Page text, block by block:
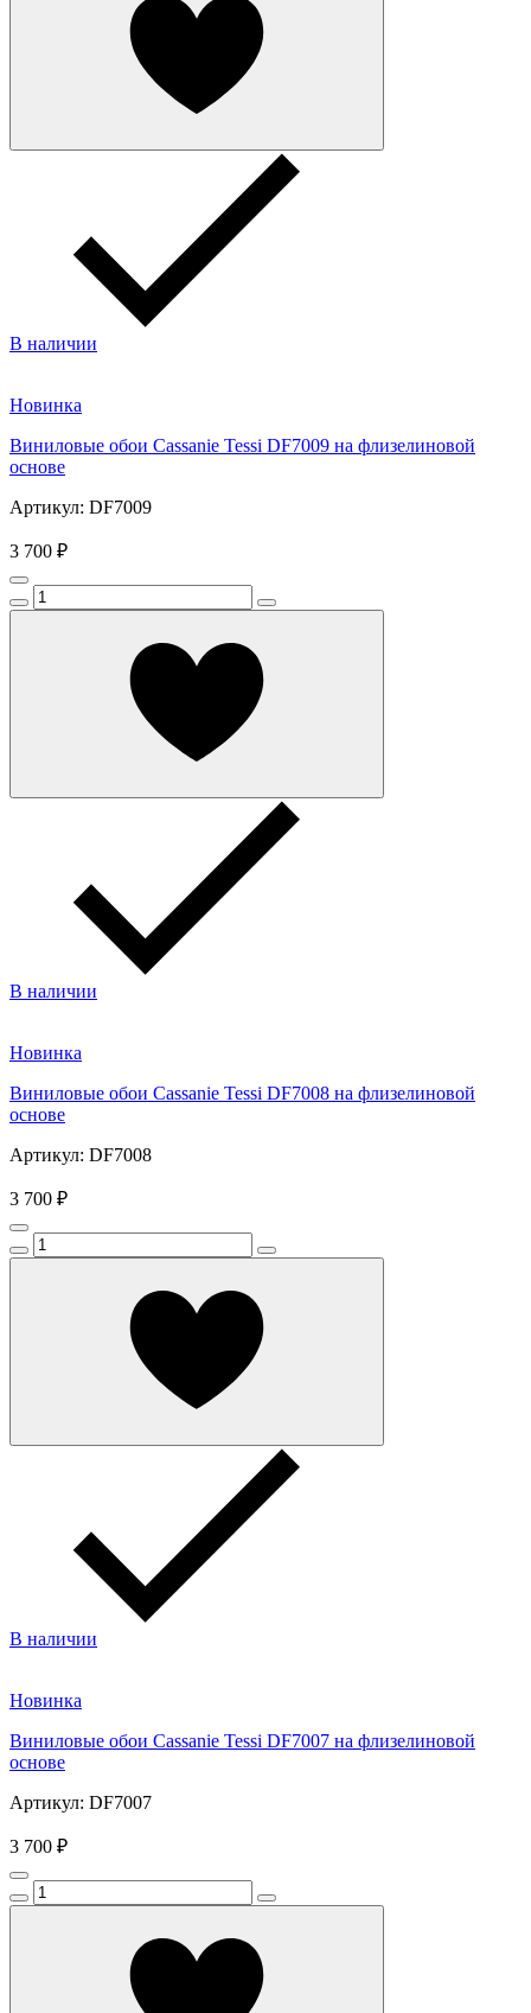
В наличии
Новинка
Виниловые обои Cassanie Tessi DF7009 на флизелиновой
основе
Артикул: DF7009
3 700 ₽
В наличии
Новинка
Виниловые обои Cassanie Tessi DF7008 на флизелиновой
основе
Артикул: DF7008
3 700 ₽
В наличии
Новинка
Виниловые обои Cassanie Tessi DF7007 на флизелиновой
основе
Артикул: DF7007
3 700 ₽